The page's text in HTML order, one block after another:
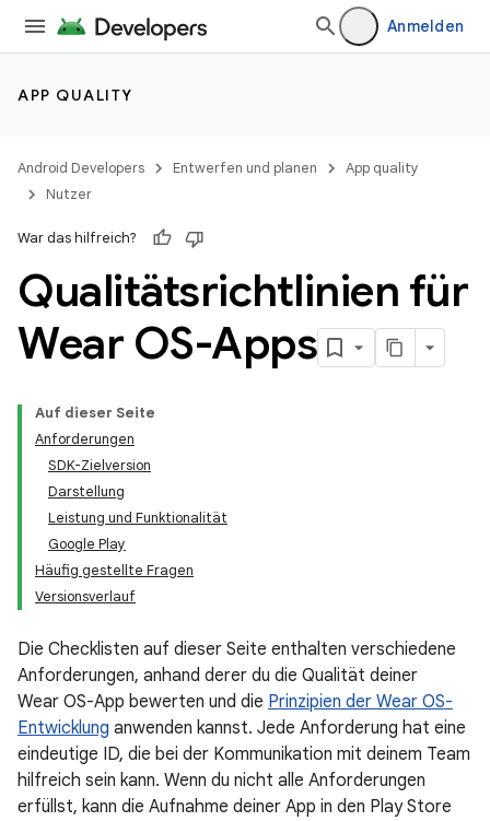
Anmelden
APP QUALITY
Android Developers Entwerfen und planen
App quality
Nutzer
War das hilfreich?
Qualitätsrichtlinien für
Wear OS-Apps
Auf dieser Seite
Anforderungen
SDK-Zielversion
Darstellung
Leistung und Funktionalität
Google Play
Häufig gestellte Fragen
Versionsverlauf
Die Checklisten auf dieser Seite enthalten verschiedene
Anforderungen, anhand derer du die Qualität deiner
Wear OS-App bewerten und die Prinzipien der Wear OS-
Entwicklung anwenden kannst. Jede Anforderung hat eine
eindeutige ID, die bei der Kommunikation mit deinem Team
hilfreich sein kann. Wenn du nicht alle Anforderungen
erfüllst, kann die Aufnahme deiner App in den Play Store